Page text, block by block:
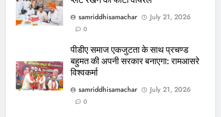
samriddhisamachar
July 21, 2026
0
पीडीए समाज एकजुटता के साथ प्रचण्ड
बहुमत की अपनी सरकार बनाएगा: रामआसरे
विश्वकर्मा
samriddhisamachar
July 21, 2026
0